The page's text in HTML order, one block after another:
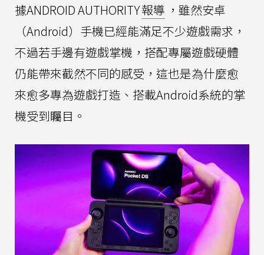
據ANDROID AUTHORITY報導 ，雖然安卓
（Android）手機已經能滿足不少遊戲需求，
不過若手邊有遊戲掌機，搭配專屬遊戲硬體
仍能帶來截然不同的感受，這也是為什麼愈
來愈多專為遊戲打造、搭載Android系統的掌
機受到矚目。